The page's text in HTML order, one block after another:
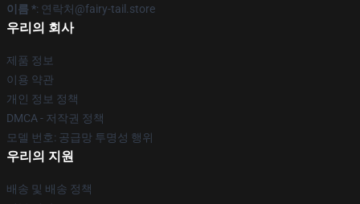
이름 *: 연락처@fairy-tail.store
우리의 회사
제품 정보
이용 약관
개인 정보 정책
DMCA - 저작권 정책
모델 번호: 공급망 투명성 행위
우리의 지원
배송 및 배송 정책